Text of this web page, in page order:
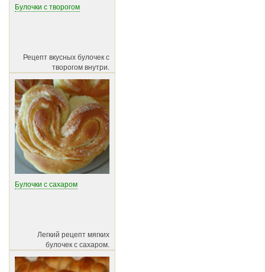
Булочки с творогом
Рецепт вкусных булочек с
творогом внутри.
Булочки с сахаром
Легкий рецепт мягких
булочек с сахаром.